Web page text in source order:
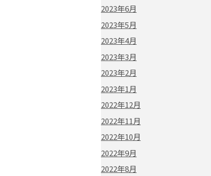
2023年6月
2023年5月
2023年4月
2023年3月
2023年2月
2023年1月
2022年12月
2022年11月
2022年10月
2022年9月
2022年8月